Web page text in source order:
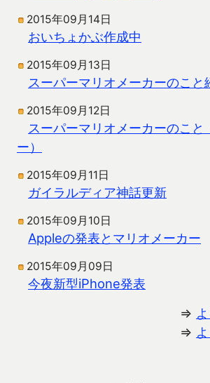
2015年09月14日
おいちょかぶ作成中
2015年09月13日
スーパーマリオメーカーのこと
2015年09月12日
スーパーマリオメーカーのこと
ー）
2015年09月11日
ガイラルディア神話更新
2015年09月10日
Appleの発表とマリオメーカー
2015年09月09日
今夜新型iPhone発表
⇒
⇒